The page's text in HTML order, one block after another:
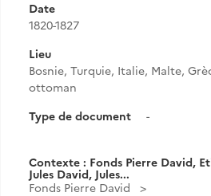
Date
1820-1827
Lieu
Bosnie, Turquie, Italie, Malte,
ottoman
Type de document
-
Contexte : Fonds Pierre David,
Jules David, Jules...
Fonds Pierre David